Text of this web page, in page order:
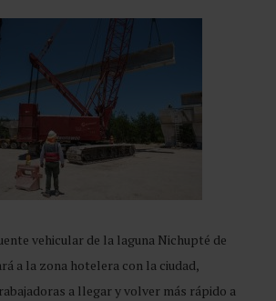
vehicular de la laguna Nichupté de
a la zona hotelera con la ciudad,
a llegar y volver más rápido a